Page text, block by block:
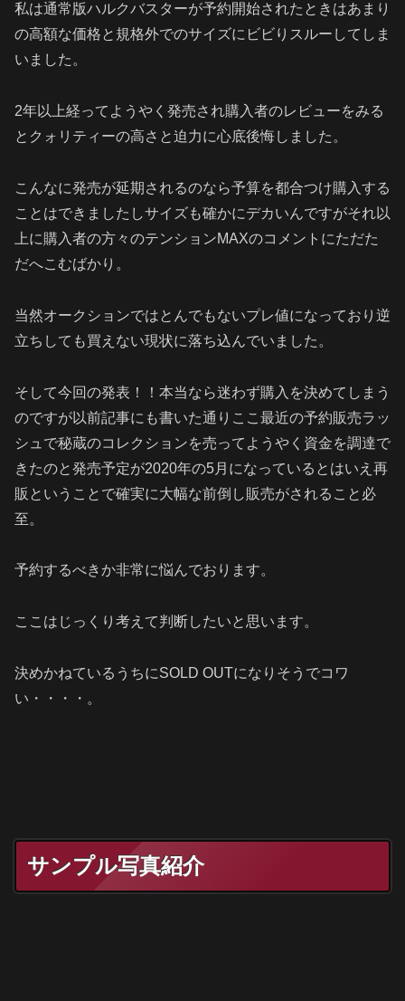
私は通常版ハルクバスターが予約開始されたときはあまり
の高額な価格と規格外でのサイズにビビりスルーしてしま
いました。
2年以上経ってようやく発売され購入者のレビューをみる
とクォリティーの高さと迫力に心底後悔しました。
こんなに発売が延期されるのなら予算を都合つけ購入する
ことはできましたしサイズも確かにデカいんですがそれ以
上に購入者の方々のテンションMAXのコメントにただた
だへこむばかり。
当然オークションではとんでもないプレ値になっており逆
立ちしても買えない現状に落ち込んでいました。
そして今回の発表！！本当なら迷わず購入を決めてしまう
のですが以前記事にも書いた通りここ最近の予約販売ラッ
シュで秘蔵のコレクションを売ってようやく資金を調達で
きたのと発売予定が2020年の5月になっているとはいえ再
販ということで確実に大幅な前倒し販売がされること必
至。
予約するべきか非常に悩んでおります。
ここはじっくり考えて判断したいと思います。
決めかねているうちにSOLD OUTになりそうでコワ
い・・・・。
サンプル写真紹介